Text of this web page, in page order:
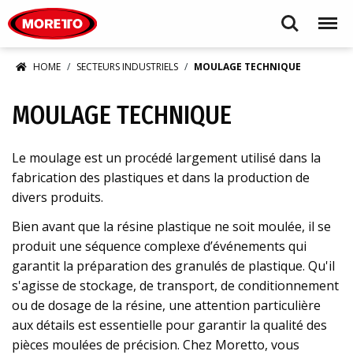
Search Menu
HOME SECTEURS INDUSTRIELS MOULAGE TECHNIQUE
MOULAGE TECHNIQUE
Le moulage est un procédé largement utilisé dans la
fabrication des plastiques et dans la production de
divers produits.
Bien avant que la résine plastique ne soit moulée, il se
produit une séquence complexe d’événements qui
garantit la préparation des granulés de plastique. Qu'il
s'agisse de stockage, de transport, de conditionnement
ou de dosage de la résine, une attention particulière
aux détails est essentielle pour garantir la qualité des
pièces moulées de précision. Chez Moretto, vous